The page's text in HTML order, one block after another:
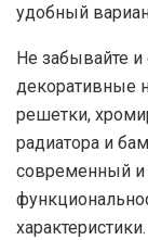
удобный
Не забывайте и
декоративные
решетки,
радиатора и
современный и
характеристики.